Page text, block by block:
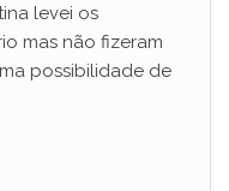
levei os
mas não fizeram
possibilidade de